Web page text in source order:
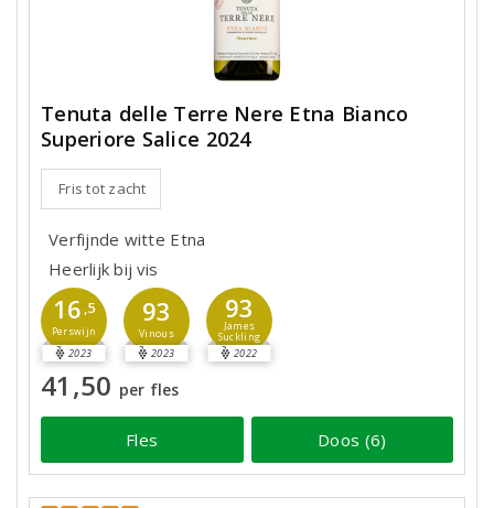
Tenuta delle Terre Nere Etna Bianco
Superiore Salice 2024
Fris tot zacht
Verfijnde witte Etna
Heerlijk bij vis
16 ,5
Perswijn
2023
93
Vinous
2023
93
James
Suckling
2022
41,50 per fles
Fles Doos (6)